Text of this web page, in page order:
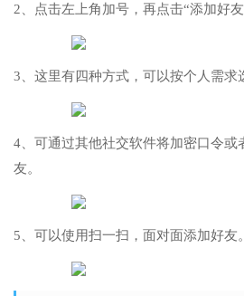
2、点击左上角加号，再点击“添加好友
3、这里有四种方式，可以按个人需求
4、可通过其他社交软件将加密口令或
友。
5、可以使用扫一扫，面对面添加好友。